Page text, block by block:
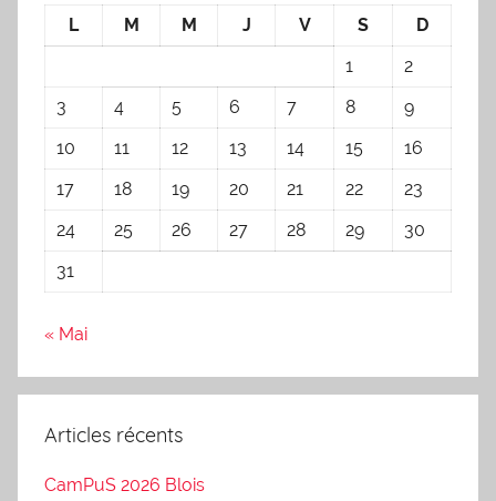
L
M M J V S
D
1
2
3
4 5 6 7 8
9
10
11 12 13 14 15
16
17
18 19 20 21 22
23
24
25 26 27 28 29
30
31
« Mai
Articles récents
CamPuS 2026 Blois